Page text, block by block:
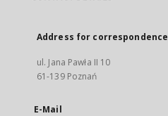
Address for correspondence
ul. Jana Pawła II 10
61-139 Poznań
E-Mail